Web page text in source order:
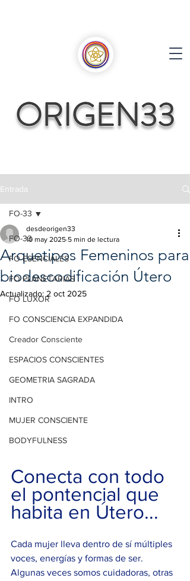
Entrada
FO-33
FO ESENCIALES
FO PLANETARIAS
FO LUXOR
FO CONSCIENCIA EXPANDIDA
Creador Consciente
ESPACIOS CONSCIENTES
GEOMETRIA SAGRADA
INTRO
MUJER CONSCIENTE
BODYFULNESS
FO-33
Arquetipos Femeninos para
biodescodificación Útero
desdeorigen33
10 may 2025 5 min de lectura
Actualizado: 2 oct 2025
Conecta con todo
el pontencial que
habita en Útero...
Cada mujer lleva dentro de sí múltiples
voces, energías y formas de ser.
Algunas veces somos cuidadoras, otras